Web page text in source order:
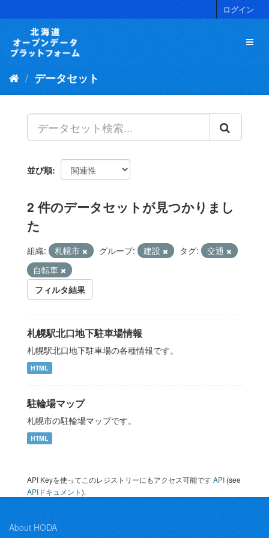
キ
ログイン
データセット
並び順
2 件のデータセットが見つかりまし
た
組織: 札幌市 グループ: 建設 タグ:
交通
自転車
フィルタ結果
札幌駅北口地下駐車場情報
札幌駅北口地下駐車場の各種情報です。
HTML
駐輪場マップ
札幌市の駐輪場マップです。
HTML
API Keyを使ってこのレジストリーにもアクセス可能ですAPI (see
APIドキュメント).
About HODA